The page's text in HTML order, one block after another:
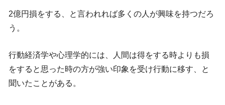
2億円損をする、と言われれば多くの人が興味を持つだろ
う。
行動経済学や心理学的には、人間は得をする時よりも損
をすると思った時の方が強い印象を受け行動に移す、と
聞いたことがある。